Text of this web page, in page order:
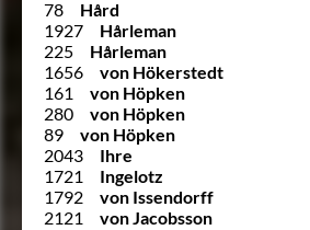
78
Hård
1927
Hårleman
225
Hårleman
1656
von Hökerstedt
161
von Höpken
280
von Höpken
89
von Höpken
2043
Ihre
1721
Ingelotz
1792
von Issendorff
2121
von Jacobsson